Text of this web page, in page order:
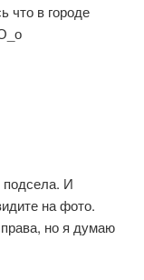
что в городе
И
на фото.
но я думаю